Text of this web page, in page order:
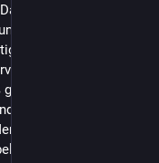
folgt in
für Friedrich
Kritik stimmt den
äußerst
Scholz und
und seinen
und